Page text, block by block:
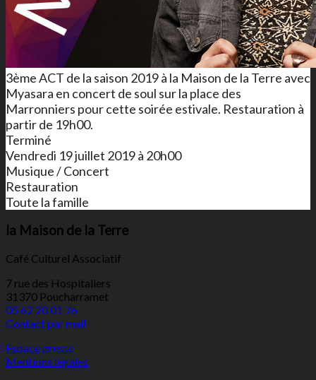
3ème ACT de la saison 2019 à la Maison de la Terre avec
Myasara en concert de soul sur la place des
Marronniers pour cette soirée estivale. Restauration à
partir de 19h00.
Terminé
Vendredi 19 juillet 2019 à 20h00
Musique / Concert
Restauration
Toute la famille
la Maison de la Terre
Café Culturel Associatif
7 rue des Hospitaliers
31370 Poucharramet
05 62 20 01 76
Contact par mail
Espace presse
Mentions légales